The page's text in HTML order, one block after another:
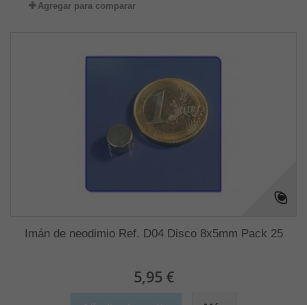
Agregar para comparar
Imán de neodimio Ref. D04 Disco 8x5mm Pack 25
5,95 €